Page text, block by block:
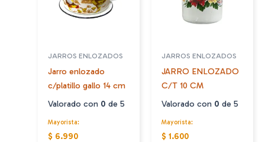
JARROS ENLOZADOS
Jarro enlozado
c/platillo gallo 14 cm
Valorado con 0 de 5
Mayorista:
$ 6.990
JARROS ENLOZADOS
JARRO ENLOZADO
C/T 10 CM
Valorado con 0 de 5
Mayorista:
$ 1.600